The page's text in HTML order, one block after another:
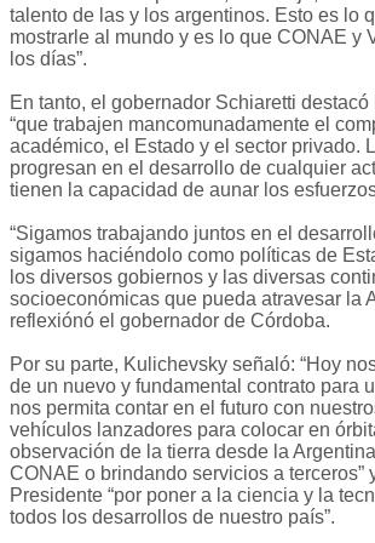
talento de las y los argentinos. Esto es lo
mostrarle al mundo y es lo que CONAE y
los días”.
En tanto, el gobernador Schiaretti
“que trabajen mancomunadamente el
académico, el Estado y el sector privado.
progresan en el desarrollo de cualquier
tienen la capacidad de aunar los
“Sigamos trabajando juntos en el
sigamos haciéndolo como políticas de
los diversos gobiernos y las diversas
socioeconómicas que pueda atravesar la
reflexiónó el gobernador de Córdoba.
Por su parte, Kulichevsky señaló: “Hoy
de un nuevo y fundamental contrato para
nos permita contar en el futuro con
vehículos lanzadores para colocar en
observación de la tierra desde la
CONAE o brindando servicios a terceros”
Presidente “por poner a la ciencia y la
todos los desarrollos de nuestro país”.